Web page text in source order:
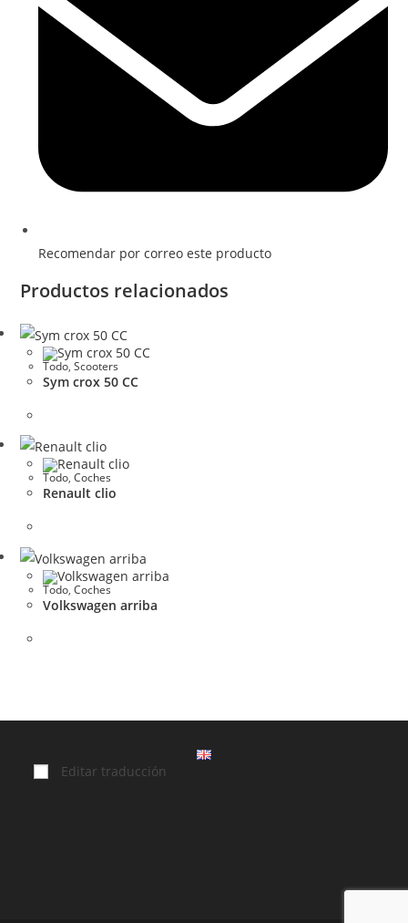
nueva
Recomendar por correo este producto
Productos relacionados
Todo,Scooters
Sym crox 50 CC
Todo,Coches
Renault clio
Todo,Coches
Volkswagen arriba
Editar traducción